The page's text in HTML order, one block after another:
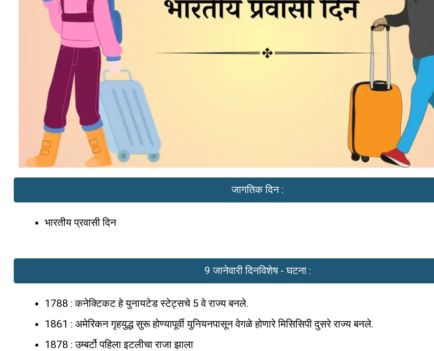
जागतिक दिन :
भारतीय प्रवासी दिन
9 जानेवारी दिनविशेष - घटना :
1788 : कनेक्टिकट हे युनायटेड स्टेट्सचे 5 वे राज्य बनले.
1861 : अमेरिकन गृहयुद्ध सुरू होण्यापूर्वी युनियनपासून वेगळे होणारे मिसिसिपी दुसरे राज्य बनले.
1878 : उम्बर्टो पहिला इटलीचा राजा झाला